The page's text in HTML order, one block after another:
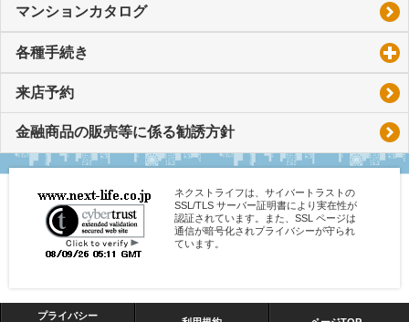
マンションカタログ
各種手続き
来店予約
金融商品の販売等に係る勧誘方針
ネクストライフは、サイバートラストの
SSL/TLS サーバー証明書により実在性が
認証されています。また、SSL ページは
通信が暗号化されプライバシーが守られ
ています。
プライバシー